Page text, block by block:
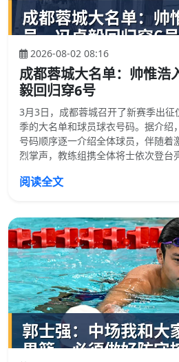
2026-08-02 08:16
成都蓉城大名单：帅惟浩
毅回归穿6号
3月3日，成都蓉城召开了新赛季出
季的大名单和球员球衣号码。据介绍
号码顺序逐一介绍全体球员，伴随着
烈掌声，教练组携全体将士依次登台
阅读全文